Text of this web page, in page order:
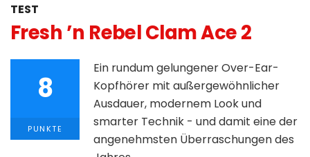
TEST
Fresh ’n Rebel Clam Ace 2
8
PUNKTE
Ein rundum gelungener Over-Ear-
Kopfhörer mit außergewöhnlicher
Ausdauer, modernem Look und
smarter Technik - und damit eine der
angenehmsten Überraschungen des